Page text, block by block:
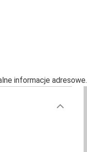
informacje adresowe.